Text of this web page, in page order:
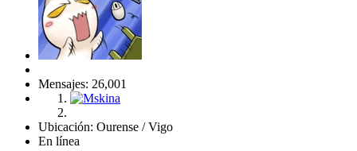
Mensajes: 26,001
Ubicación: Ourense / Vigo
En línea